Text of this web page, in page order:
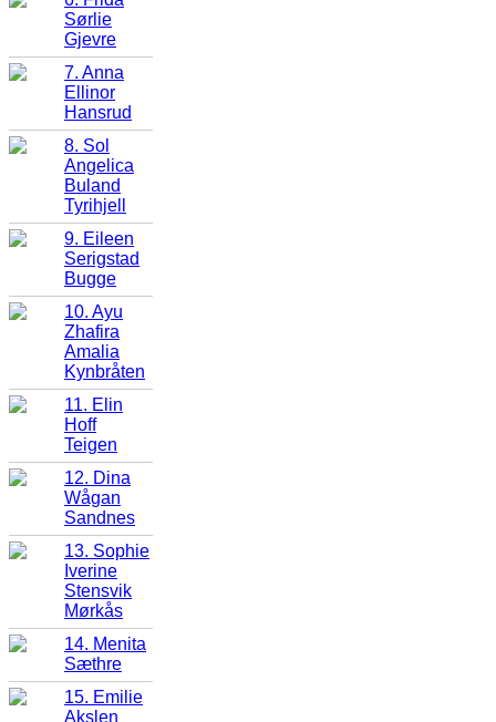
Sørlie
Gjevre
7. Anna
Ellinor
Hansrud
8. Sol
Angelica
Buland
Tyrihjell
9. Eileen
Serigstad
Bugge
10. Ayu
Zhafira
Amalia
Kynbråten
11. Elin
Hoff
Teigen
12. Dina
Wågan
Sandnes
13. Sophie
Iverine
Stensvik
Mørkås
14. Menita
Sæthre
15. Emilie
Akslen